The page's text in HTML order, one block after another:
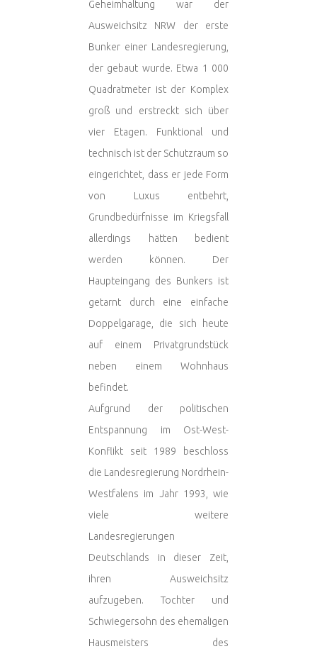
Geheimhaltung war der
Ausweichsitz NRW der erste
Bunker einer Landesregierung,
der gebaut wurde. Etwa 1 000
Quadratmeter ist der Komplex
groß und erstreckt sich über
vier Etagen. Funktional und
technisch ist der Schutzraum so
eingerichtet, dass er jede Form
von Luxus entbehrt,
Grundbedürfnisse im Kriegsfall
allerdings hätten bedient
werden können. Der
Haupteingang des Bunkers ist
getarnt durch eine einfache
Doppelgarage, die sich heute
auf einem Privatgrundstück
neben einem Wohnhaus
befindet.
Aufgrund der politischen
Entspannung im Ost-West-
Konflikt seit 1989 beschloss
die Landesregierung Nordrhein-
Westfalens im Jahr 1993, wie
viele weitere
Landesregierungen
Deutschlands in dieser Zeit,
ihren Ausweichsitz
aufzugeben. Tochter und
Schwiegersohn des ehemaligen
Hausmeisters des